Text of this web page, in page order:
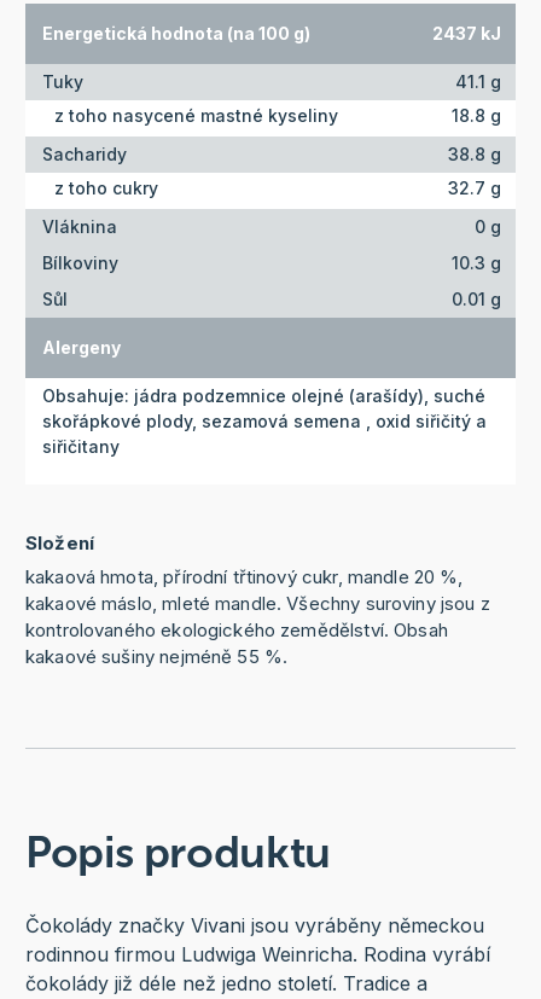
Energetická hodnota (na 100 g) 2437 kJ
Tuky
41.1 g
z toho nasycené mastné kyseliny
18.8 g
Sacharidy
38.8 g
z toho cukry
32.7 g
Vláknina
0 g
Bílkoviny
10.3 g
Sůl
0.01 g
Alergeny
Obsahuje: jádra podzemnice olejné (arašídy), suché
skořápkové plody, sezamová semena , oxid siřičitý a
siřičitany
Složení
kakaová hmota, přírodní třtinový cukr, mandle 20 %,
kakaové máslo, mleté mandle. Všechny suroviny jsou z
kontrolovaného ekologického zemědělství. Obsah
kakaové sušiny nejméně 55 %.
Popis produktu
Čokolády značky Vivani jsou vyráběny německou
rodinnou firmou Ludwiga Weinricha. Rodina vyrábí
čokolády již déle než jedno století. Tradice a